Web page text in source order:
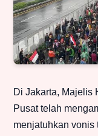
Di Jakarta, Majelis
Pusat telah
menjatuhkan vonis